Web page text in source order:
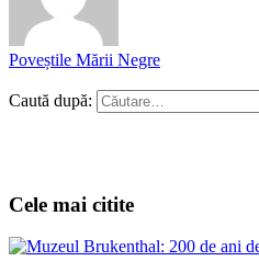
Poveștile Mării Negre
Caută după:
Cele mai citite